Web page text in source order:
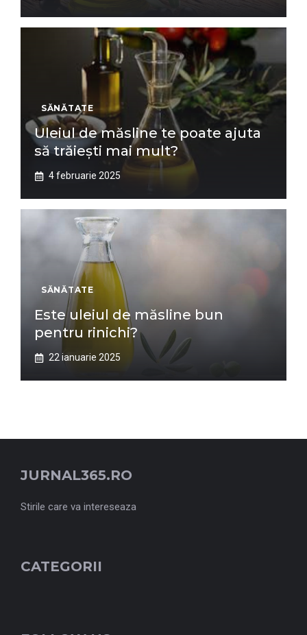
SĂNĂTATE
Uleiul de măsline te poate ajuta
să trăiești mai mult?
4 februarie 2025
SĂNĂTATE
Este uleiul de măsline bun
pentru rinichi?
22 ianuarie 2025
JURNAL365.RO
Stirile care va intereseaza
CATEGORII